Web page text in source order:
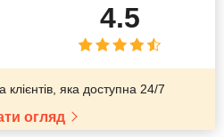
4.5
клієнтів, яка доступна 24/7
огляд